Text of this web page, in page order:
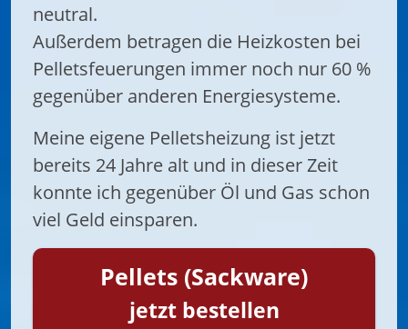
neutral.
Außerdem betragen die Heizkosten bei
Pelletsfeuerungen immer noch nur 60 %
gegenüber anderen Energiesysteme.
Meine eigene Pelletsheizung ist jetzt
bereits 24 Jahre alt und in dieser Zeit
konnte ich gegenüber Öl und Gas schon
viel Geld einsparen.
Pellets (Sackware)
jetzt bestellen